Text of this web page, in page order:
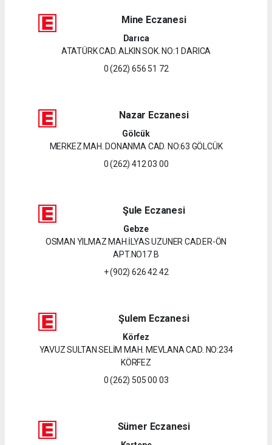
Mine Eczanesi
Darıca
ATATÜRK CAD. ALKIN SOK. NO:1 DARICA
0 (262) 656 51 72
Nazar Eczanesi
Gölcük
MERKEZ MAH. DONANMA CAD. NO:63 GÖLCÜK
0 (262) 412 03 00
Şule Eczanesi
Gebze
OSMAN YILMAZ MAH.İLYAS UZUNER CAD.ER-ÖN
APT.NO17 B
+ (902) 626 42 42
Şulem Eczanesi
Körfez
YAVUZ SULTAN SELİM MAH. MEVLANA CAD. NO:234
KÖRFEZ
0 (262) 505 00 03
Sümer Eczanesi